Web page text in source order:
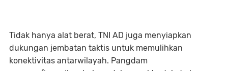
Tidak hanya alat berat, TNI AD juga menyiapkan
dukungan jembatan taktis untuk memulihkan
konektivitas antarwilayah. Pangdam